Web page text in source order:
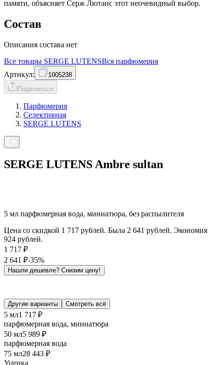
памяти, объясняет Серж Лютанс этот неочевидный выбор.
Состав
Описания состава нет
Все товары SERGE LUTENSВся парфюмерия
Артикул:
1005238
Поделиться
Парфюмерия
Селективная
SERGE LUTENS
SERGE LUTENS Ambre sultan
5 мл парфюмерная вода, миниатюра, без распылителя
Цена со скидкой 1 717 рублей. Была 2 641 рублей. Экономия
924 рублей.
1 717 ₽
2 641 ₽-35%
Нашли дешевле? Снизим цену!
Другие варианты Смотреть всё
5 мл1 717 ₽
парфюмерная вода, миниатюра
50 мл5 989 ₽
парфюмерная вода
75 мл28 443 ₽
Уценка